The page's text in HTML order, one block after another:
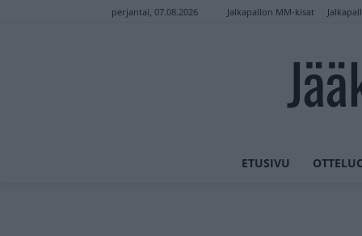
perjantai, 07.08.2026 Jalkapallon MM-kisat
ETUSIVU